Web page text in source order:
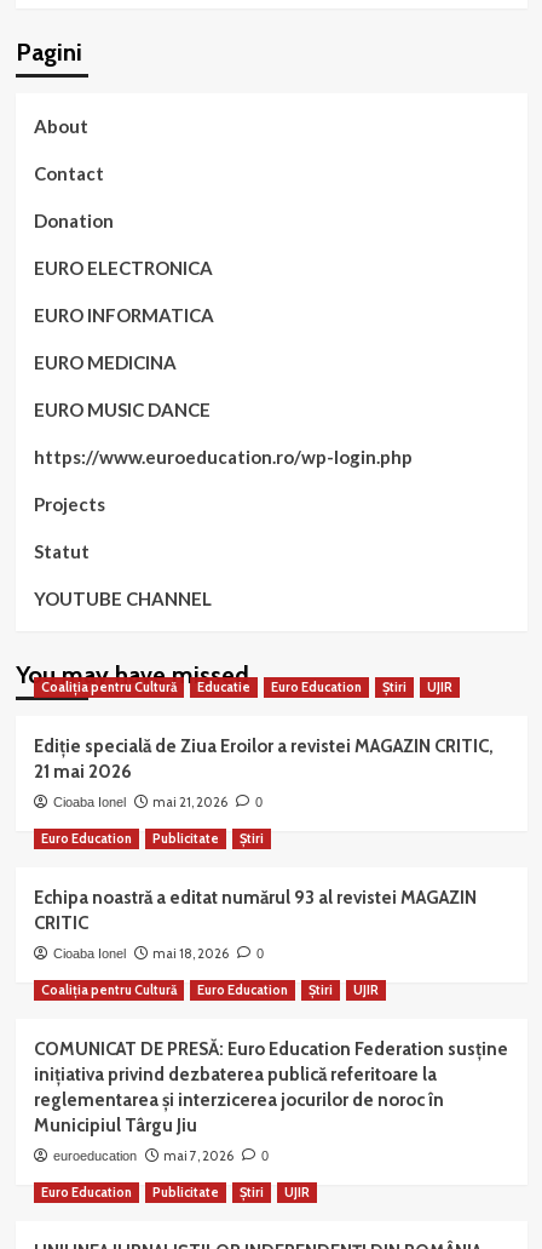
Pagini
About
Contact
Donation
EURO ELECTRONICA
EURO INFORMATICA
EURO MEDICINA
EURO MUSIC DANCE
https://www.euroeducation.ro/wp-login.php
Projects
Statut
YOUTUBE CHANNEL
You may have missed
Coaliția pentru Cultură Educatie Euro Education Știri UJIR
Ediție specială de Ziua Eroilor a revistei MAGAZIN CRITIC,
21 mai 2026
Cioaba Ionel mai 21, 2026 0
Euro Education Publicitate Știri
Echipa noastră a editat numărul 93 al revistei MAGAZIN
CRITIC
Cioaba Ionel mai 18, 2026 0
Coaliția pentru Cultură Euro Education Știri UJIR
COMUNICAT DE PRESĂ: Euro Education Federation susține
inițiativa privind dezbaterea publică referitoare la
reglementarea și interzicerea jocurilor de noroc în
Municipiul Târgu Jiu
euroeducation mai 7, 2026 0
Euro Education Publicitate Știri UJIR